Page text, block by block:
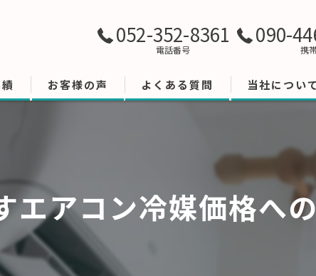
052-352-8361
電話番号
090-
携
お客様の声 よくある質問 当社について
店舗
エアコン冷媒価格へ